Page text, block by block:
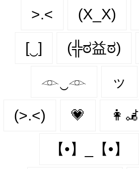
>.< (X_X)
[‿] (╬ಠ益ಠ)
𓁹‿𓁹 ッ
(>.<) 💗 👩‍🦼‍
【•】_【•】